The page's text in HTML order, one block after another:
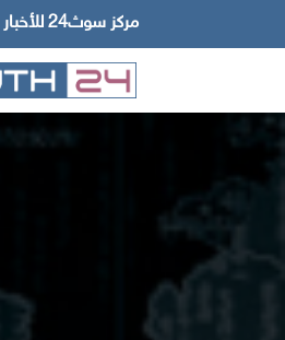
مركز سوث24 للأخبار والدراسات